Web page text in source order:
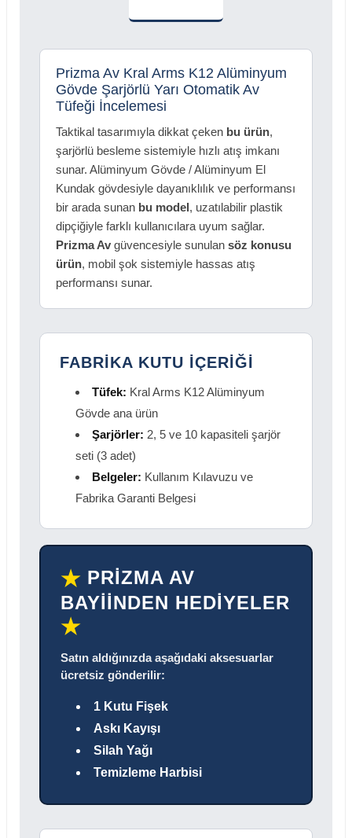
Prizma Av Kral Arms K12 Alüminyum
Gövde Şarjörlü Yarı Otomatik Av
Tüfeği İncelemesi
Taktikal tasarımıyla dikkat çeken bu ürün,
şarjörlü besleme sistemiyle hızlı atış imkanı
sunar. Alüminyum Gövde / Alüminyum El
Kundak gövdesiyle dayanıklılık ve performansı
bir arada sunan bu model, uzatılabilir plastik
dipçiğiyle farklı kullanıcılara uyum sağlar.
Prizma Av güvencesiyle sunulan söz konusu
ürün, mobil şok sistemiyle hassas atış
performansı sunar.
FABRİKA KUTU İÇERİĞİ
Tüfek: Kral Arms K12 Alüminyum
Gövde ana ürün
Şarjörler: 2, 5 ve 10 kapasiteli şarjör
seti (3 adet)
Belgeler: Kullanım Kılavuzu ve
Fabrika Garanti Belgesi
★ PRİZMA AV
BAYİİNDEN HEDİYELER
★
Satın aldığınızda aşağıdaki aksesuarlar
ücretsiz gönderilir:
1 Kutu Fişek
Askı Kayışı
Silah Yağı
Temizleme Harbisi